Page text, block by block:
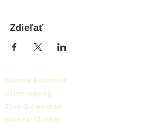
Zdieľať
Balnea Kosmetik
Offenlegung
Zum Download
Balnea-Cluster